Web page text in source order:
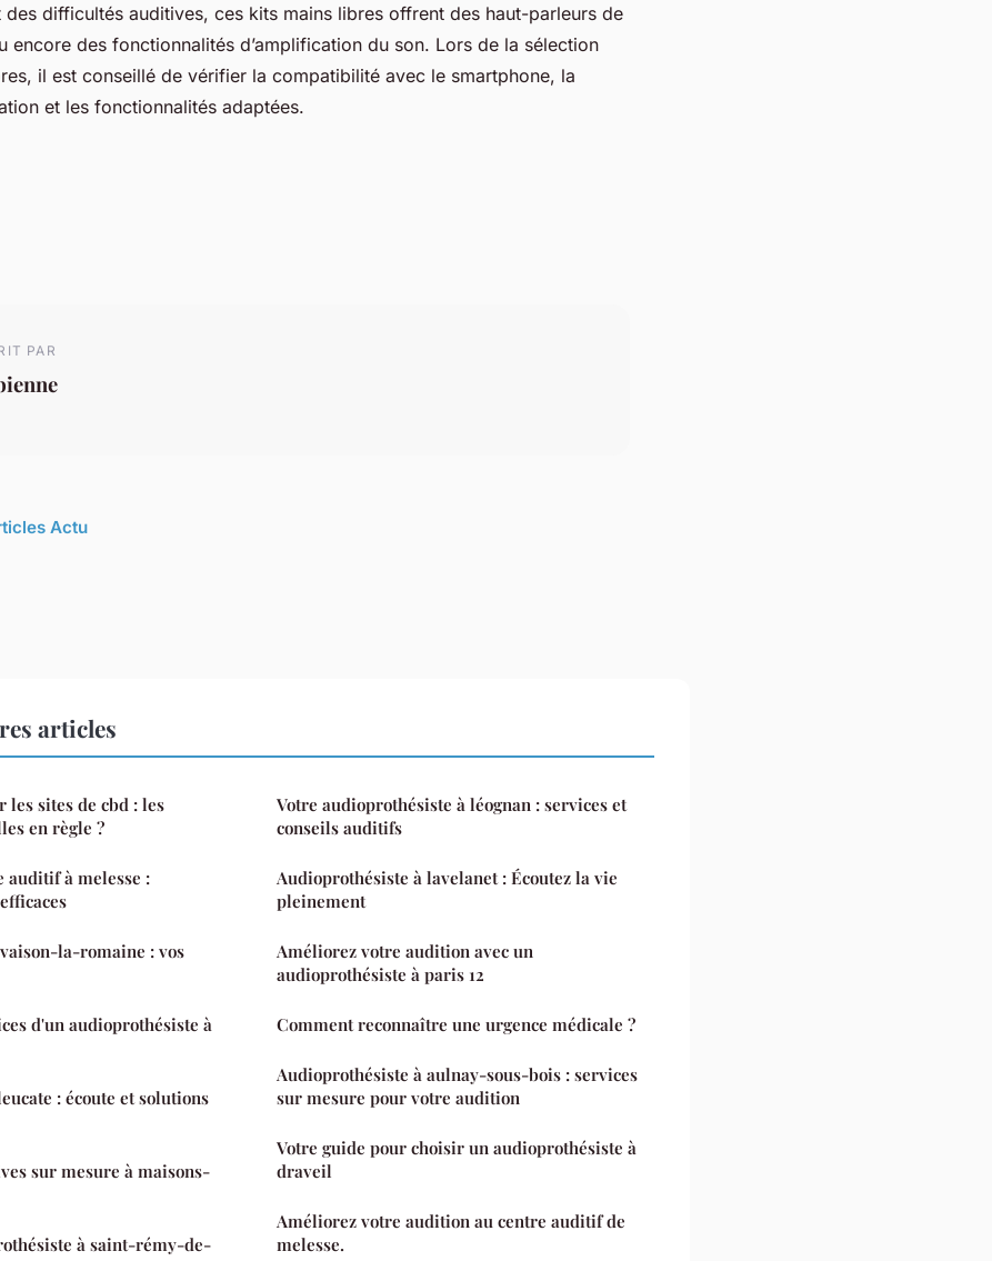
des difficultés auditives, ces kits mains libres offrent des haut-parleurs de
encore des fonctionnalités d’amplification du son. Lors de la sélection
il est conseillé de vérifier la compatibilité avec le smartphone, la
et les fonctionnalités adaptées.
PAR
Actu
articles
les sites de cbd : les
en règle ?
auditif à melesse :
la-romaine : vos
d'un audioprothésiste à
: écoute et solutions
sur mesure à maisons-
à saint-rémy-de-
Votre audioprothésiste à léognan : services et
conseils auditifs
Audioprothésiste à lavelanet : Écoutez la vie
pleinement
Améliorez votre audition avec un
audioprothésiste à paris 12
Comment reconnaître une urgence médicale ?
Audioprothésiste à aulnay-sous-bois : services
sur mesure pour votre audition
Votre guide pour choisir un audioprothésiste à
draveil
Améliorez votre audition au centre auditif de
melesse.